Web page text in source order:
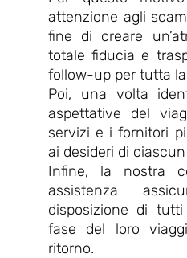
attenzione agli
fine di creare
totale fiducia e
follow-up per tutta
Poi, una volta
aspettative del
servizi e i fornitori
ai desideri di
Infine, la nostra
assistenza
disposizione di
fase del loro
ritorno.